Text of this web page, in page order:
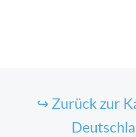
↪ Zurück zur